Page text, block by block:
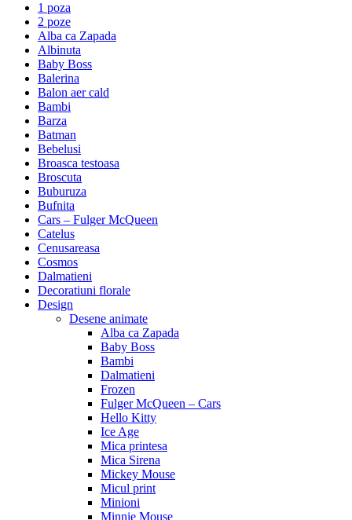
1 poza
2 poze
Alba ca Zapada
Albinuta
Baby Boss
Balerina
Balon aer cald
Bambi
Barza
Batman
Bebelusi
Broasca testoasa
Broscuta
Buburuza
Bufnita
Cars – Fulger McQueen
Catelus
Cenusareasa
Cosmos
Dalmatieni
Decoratiuni florale
Design
Desene animate
Alba ca Zapada
Baby Boss
Bambi
Dalmatieni
Frozen
Fulger McQueen – Cars
Hello Kitty
Ice Age
Mica printesa
Mica Sirena
Mickey Mouse
Micul print
Minioni
Minnie Mouse